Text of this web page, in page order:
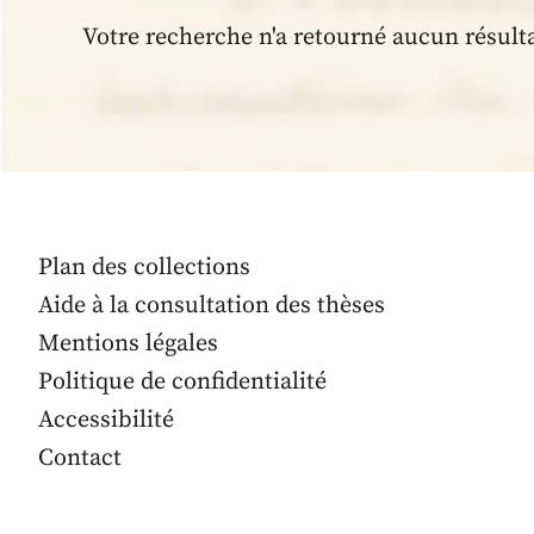
Votre recherche n'a retourné aucun
Plan des collections
Aide à la consultation des thèses
Mentions légales
Politique de confidentialité
Accessibilité
Contact